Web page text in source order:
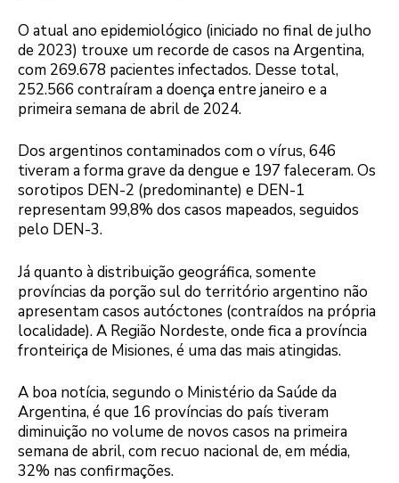
O atual ano epidemiológico (iniciado no final de julho
de 2023) trouxe um recorde de casos na Argentina,
com 269.678 pacientes infectados. Desse total,
252.566 contraíram a doença entre janeiro e a
primeira semana de abril de 2024.
Dos argentinos contaminados com o vírus, 646
tiveram a forma grave da dengue e 197 faleceram. Os
sorotipos DEN-2 (predominante) e DEN-1
representam 99,8% dos casos mapeados, seguidos
pelo DEN-3.
Já quanto à distribuição geográfica, somente
províncias da porção sul do território argentino não
apresentam casos autóctones (contraídos na própria
localidade). A Região Nordeste, onde fica a província
fronteiriça de Misiones, é uma das mais atingidas.
A boa notícia, segundo o Ministério da Saúde da
Argentina, é que 16 províncias do país tiveram
diminuição no volume de novos casos na primeira
semana de abril, com recuo nacional de, em média,
32% nas confirmações.